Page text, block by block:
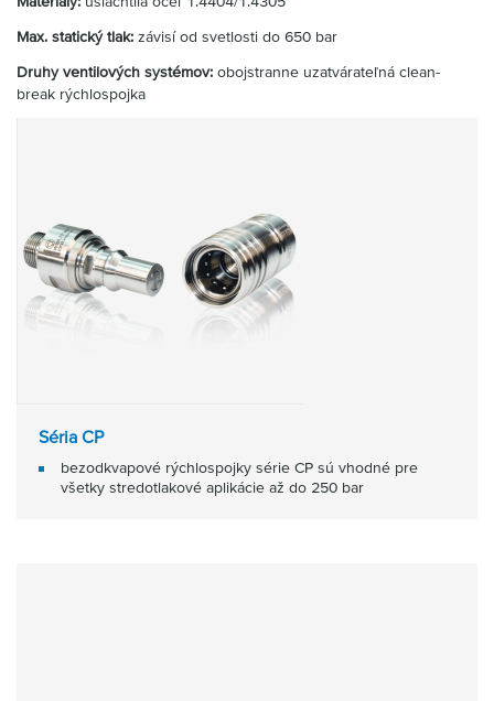
Max. statický tlak: závisí od svetlosti do 650 bar
Druhy ventilových systémov: obojstranne uzatvárateľná clean-
break rýchlospojka
Séria CP
bezodkvapové rýchlospojky série CP sú vhodné pre
všetky stredotlakové aplikácie až do 250 bar